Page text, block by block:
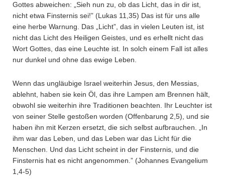
Gottes abweichen: „Sieh nun zu, ob das Licht, das in dir ist,
nicht etwa Finsternis sei!” (Lukas 11,35) Das ist für uns alle
eine herbe Warnung. Das „Licht”, das in vielen Leuten ist, ist
nicht das Licht des Heiligen Geistes, und es erhellt nicht das
Wort Gottes, das eine Leuchte ist. In solch einem Fall ist alles
nur dunkel und ohne das ewige Leben.
Wenn das ungläubige Israel weiterhin Jesus, den Messias,
ablehnt, haben sie kein Öl, das ihre Lampen am Brennen hält,
obwohl sie weiterhin ihre Traditionen beachten. Ihr Leuchter ist
von seiner Stelle gestoßen worden (Offenbarung 2,5), und sie
haben ihn mit Kerzen ersetzt, die sich selbst aufbrauchen. „In
ihm war das Leben, und das Leben war das Licht für die
Menschen. Und das Licht scheint in der Finsternis, und die
Finsternis hat es nicht angenommen.” (Johannes Evangelium
1,4-5)